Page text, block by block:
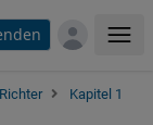
Richter
Kapitel 1